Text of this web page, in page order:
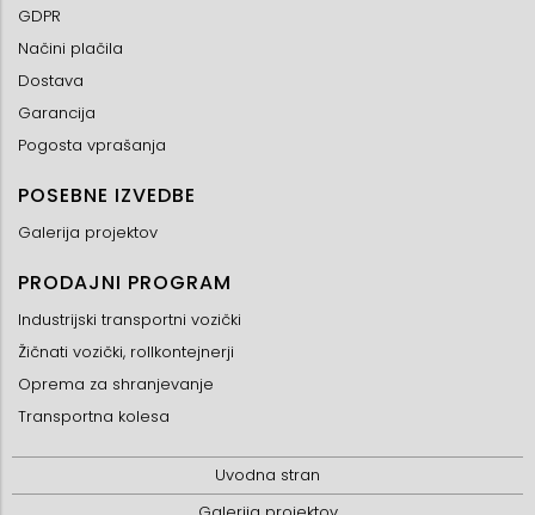
GDPR
Načini plačila
Dostava
Garancija
Pogosta vprašanja
POSEBNE IZVEDBE
Galerija projektov
PRODAJNI PROGRAM
Industrijski transportni vozički
Žičnati vozički, rollkontejnerji
Oprema za shranjevanje
Transportna kolesa
Uvodna stran